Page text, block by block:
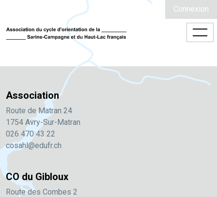
Connexion
Association
Route de Matran 24
1754 Avry-Sur-Matran
026 470 43 22
cosahl@edufr.ch
CO du Gibloux
Route des Combes 2